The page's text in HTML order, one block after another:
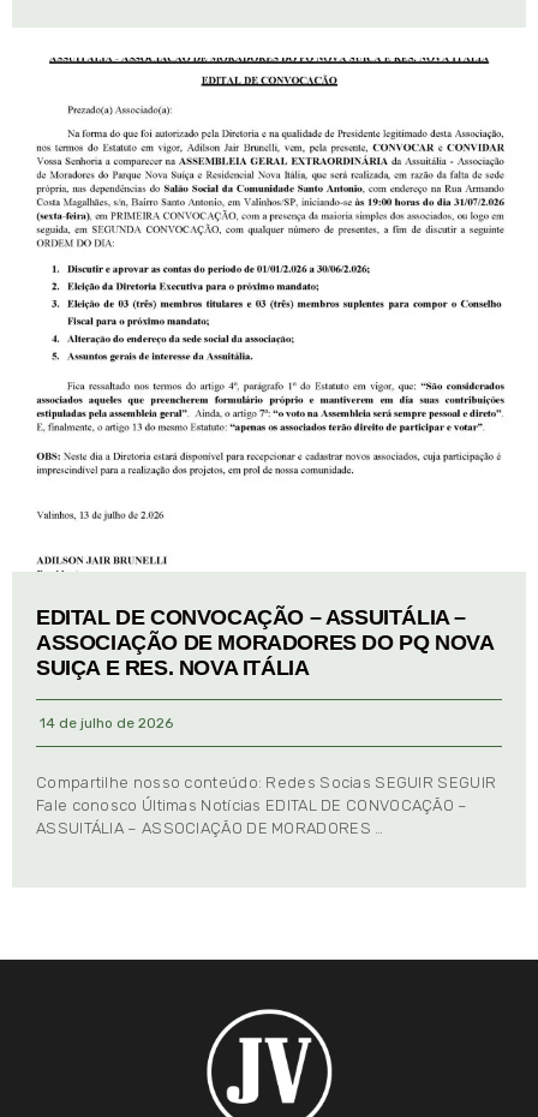
EDITAL DE CONVOCAÇÃO – ASSUITÁLIA –
ASSOCIAÇÃO DE MORADORES DO PQ NOVA
SUIÇA E RES. NOVA ITÁLIA
14 de julho de 2026
Compartilhe nosso conteúdo: Redes Socias SEGUIR SEGUIR
Fale conosco Últimas Notícias EDITAL DE CONVOCAÇÃO –
ASSUITÁLIA – ASSOCIAÇÃO DE MORADORES …